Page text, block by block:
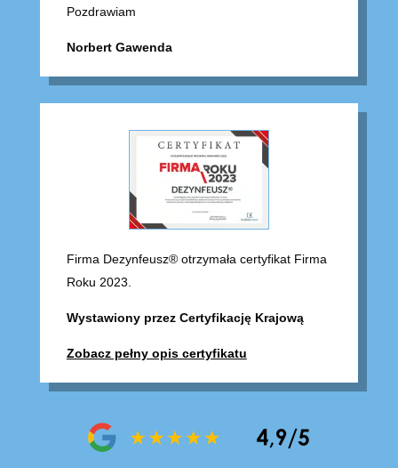
Pozdrawiam
Norbert Gawenda
Firma Dezynfeusz® otrzymała certyfikat Firma
Roku 2023.
Wystawiony przez Certyfikację Krajową
Zobacz pełny opis certyfikatu